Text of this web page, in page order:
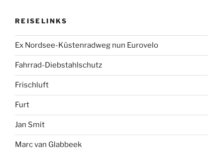
REISELINKS
Ex Nordsee-Küstenradweg nun Eurovelo
Fahrrad-Diebstahlschutz
Frischluft
Furt
Jan Smit
Marc van Glabbeek